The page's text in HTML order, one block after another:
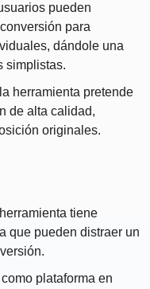
pueden
para
dándole una
simplistas.
herramienta pretende
de alta calidad,
originales.
tiene
que pueden distraer un
plataforma en